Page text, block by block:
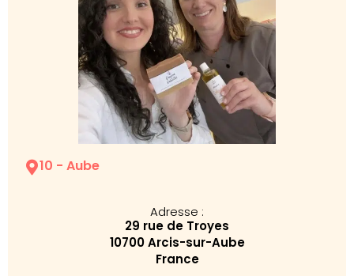
10 - Aube
Adresse :
29 rue de Troyes
10700 Arcis-sur-Aube
France